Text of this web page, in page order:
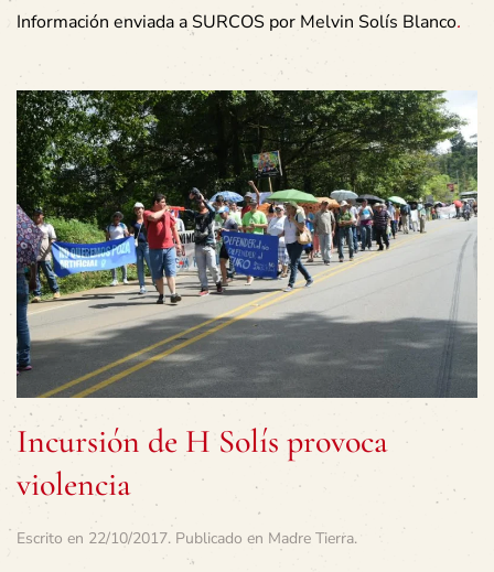
Información enviada a SURCOS por Melvin Solís Blanco.
Incursión de H Solís provoca
violencia
Escrito en 22/10/2017. Publicado en Madre Tierra.